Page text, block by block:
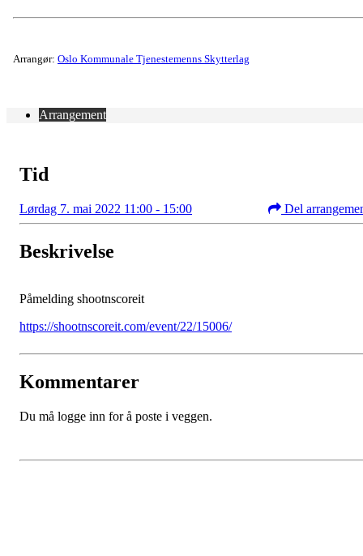
Arrangør: Oslo Kommunale Tjenestemenns Skytterlag
Arrangement
Tid
Lørdag 7. mai 2022 11:00 - 15:00 Del
Beskrivelse
Påmelding shootnscoreit
https://shootnscoreit.com/event/22/15006/
Kommentarer
Du må logge inn for å poste i veggen.